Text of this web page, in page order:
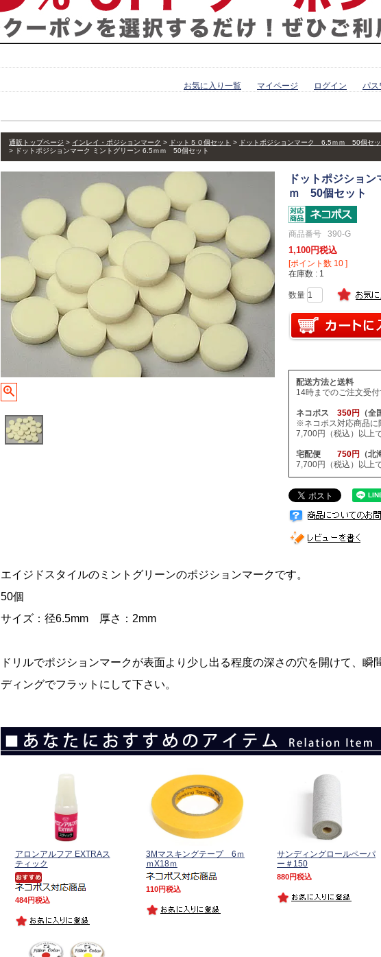
お気に入り一覧 マイページ ログイン パス
通販トップページ インレイ・ポジションマーク ドット５０個セット
ドットポジションマーク 6.5ｍｍ 50個セ
ドットポジションマーク ミントグリーン 6.5ｍｍ 50個セット
ドットポジショ
ｍ 50個セット
商品番号 390-G
1,100 税込
[ポイント数 10 ]
在庫数
1
配送方法と送料
14時までのご注文受
ネコポス 350円
（全
※ネコポス対応商品に
7,700円（税込）以上
宅配便 750円 （
7,700円（税込）以上
エイジドスタイルのミントグリーンのポジションマークです。
50個
サイズ：径6.5mm 厚さ：2mm
ドリルでポジションマークが表面より少し出る程度の深さの穴を開けて、瞬
ディングでフラットにして下さい。
アロンアルフア EXTRAス
ティック
484 税込
3Mマスキングテープ 6ｍ
ｍX18ｍ
110 税込
サンディングロールペーパ
ー＃150
880 税込